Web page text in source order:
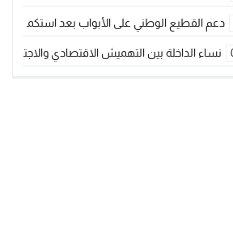
دعم القطيع الوطني على الأبواب بعد استكمال
نساء الداخلة بين التهميش الاقتصادي